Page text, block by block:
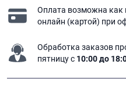
Оплата возможна как
онлайн (картой) при
Обработка заказов
пятницу с 10:00 до